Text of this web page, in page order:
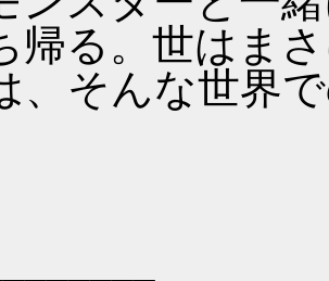
帰る。世はま
、そんな世界